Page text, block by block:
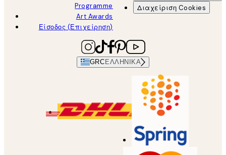
Programme
Art Awards
Είσοδος (Επιχείρηση)
Διαχείριση Cookies
GRC ΕΛΛΗΝΙΚΆ